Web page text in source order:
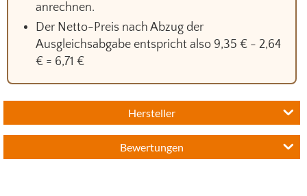
anrechnen.
Der Netto-Preis nach Abzug der
Ausgleichsabgabe entspricht also 9,35 € - 2,64
€ = 6,71 €
Hersteller
Bewertungen